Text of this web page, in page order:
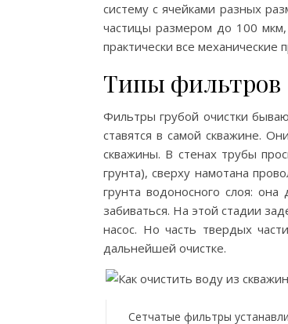
систему с ячейками разных
частицы размером до 100
практически все механические
Типы фильтров
Фильтры грубой очистки
ставятся в самой скважине.
скважины. В стенах трубы
грунта), сверху намотана
грунта водоносного слоя:
забиваться. На этой стадии
насос. Но часть твердых
дальнейшей очистке.
Сетчатые фильтры